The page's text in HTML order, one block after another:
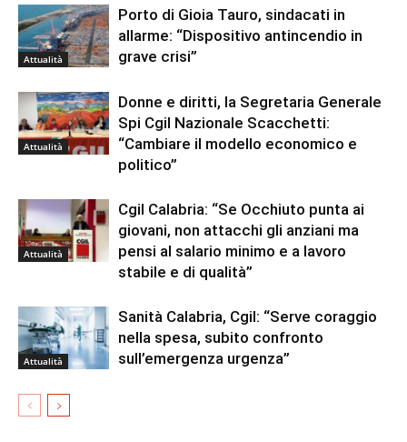
Attualità
Porto di Gioia Tauro, sindacati in
allarme: “Dispositivo antincendio in
grave crisi”
Attualità
Donne e diritti, la Segretaria Generale
Spi Cgil Nazionale Scacchetti:
“Cambiare il modello economico e
politico”
Attualità
Cgil Calabria: “Se Occhiuto punta ai
giovani, non attacchi gli anziani ma
pensi al salario minimo e a lavoro
stabile e di qualità”
Attualità
Sanità Calabria, Cgil: “Serve coraggio
nella spesa, subito confronto
sull’emergenza urgenza”